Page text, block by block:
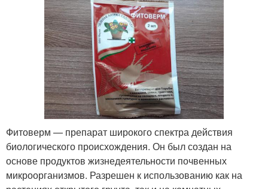
Фитоверм — препарат широкого спектра действия
биологического происхождения. Он был создан на
основе продуктов жизнедеятельности почвенных
микроорганизмов. Разрешен к использованию как на